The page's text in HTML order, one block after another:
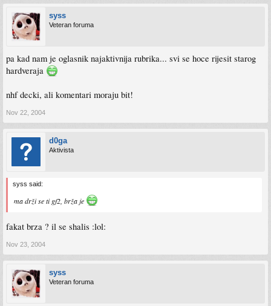
syss
Veteran foruma
pa kad nam je oglasnik najaktivnija rubrika... svi se hoce rijesit starog
hardveraja
nhf decki, ali komentari moraju bit!
Nov 22, 2004
d0ga
Aktivista
syss said:
ma drži se ti gf2, brža je
fakat brza ? il se shalis :lol:
Nov 23, 2004
syss
Veteran foruma